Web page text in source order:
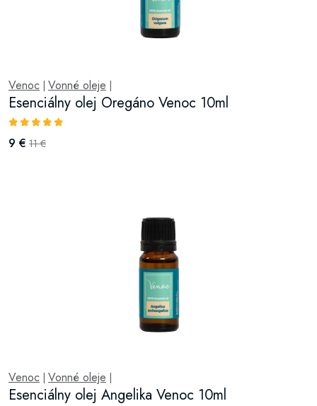
Venoc Vonné oleje
Esenciálny olej Oregáno Venoc 10ml
9 € 11 €
Venoc Vonné oleje
Esenciálny olej Angelika Venoc 10ml